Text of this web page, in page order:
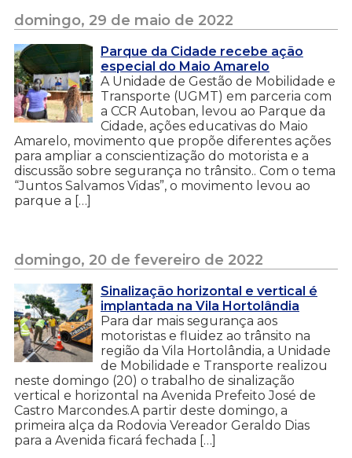
domingo, 29 de maio de 2022
Parque da Cidade recebe ação
especial do Maio Amarelo
A Unidade de Gestão de Mobilidade e
Transporte (UGMT) em parceria com
a CCR Autoban, levou ao Parque da
Cidade, ações educativas do Maio
Amarelo, movimento que propõe diferentes ações
para ampliar a conscientização do motorista e a
discussão sobre segurança no trânsito.. Com o tema
“Juntos Salvamos Vidas”, o movimento levou ao
parque a […]
domingo, 20 de fevereiro de 2022
Sinalização horizontal e vertical é
implantada na Vila Hortolândia
Para dar mais segurança aos
motoristas e fluidez ao trânsito na
região da Vila Hortolândia, a Unidade
de Mobilidade e Transporte realizou
neste domingo (20) o trabalho de sinalização
vertical e horizontal na Avenida Prefeito José de
Castro Marcondes.A partir deste domingo, a
primeira alça da Rodovia Vereador Geraldo Dias
para a Avenida ficará fechada […]